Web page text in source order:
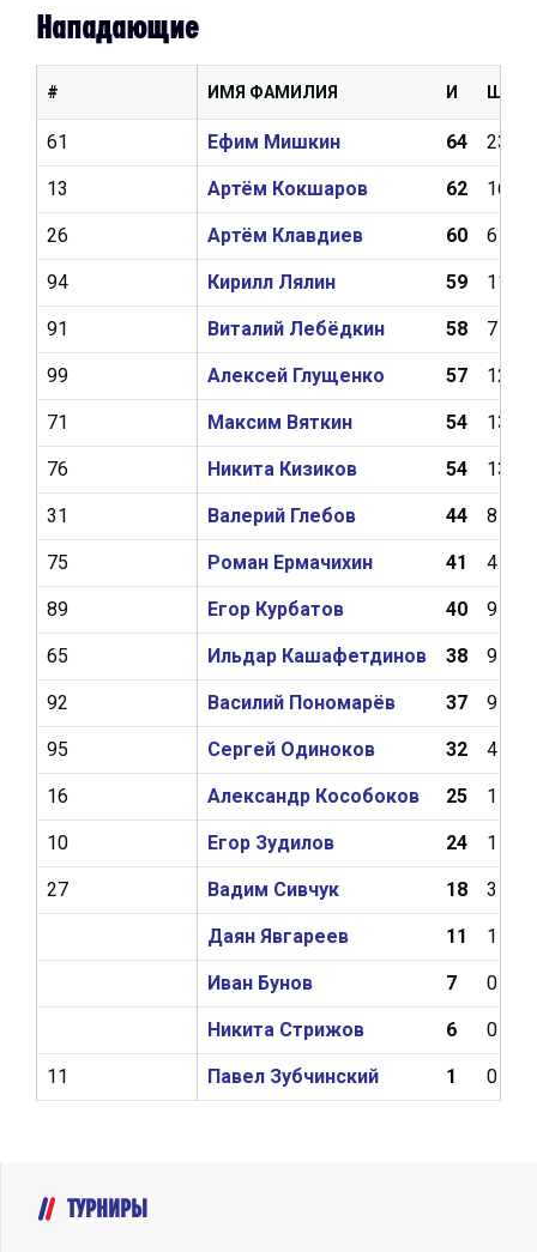
Нападающие
ИМЯ ФАМИЛИЯ И Ш
Ефим Мишкин 64 23
Артём Кокшаров 62 16
Артём Клавдиев 60 6
Кирилл Лялин 59 11
Виталий Лебёдкин 58 7
Алексей Глущенко 57 12
Максим Вяткин 54 13
Никита Кизиков 54 13
Валерий Глебов 44 8
Роман Ермачихин 41 4
Егор Курбатов 40 9
Ильдар Кашафетдинов 38 9
Василий Пономарёв 37 9
Сергей Одиноков 32 4
Александр Кособоков 25 1
Егор Зудилов 24 1
Вадим Сивчук 18 3
Даян Явгареев 11 1
Иван Бунов 7 0
Никита Стрижов 6 0
Павел Зубчинский 1 0
#
61
13
26
94
91
99
71
76
31
75
89
65
92
95
16
10
27
11
ТУРНИРЫ